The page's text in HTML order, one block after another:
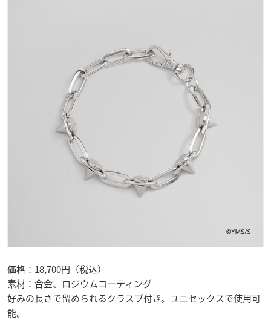
価格：18,700円（税込）
素材：合金、ロジウムコーティング
好みの長さで留められるクラスプ付き。ユニセックスで使用可
能。